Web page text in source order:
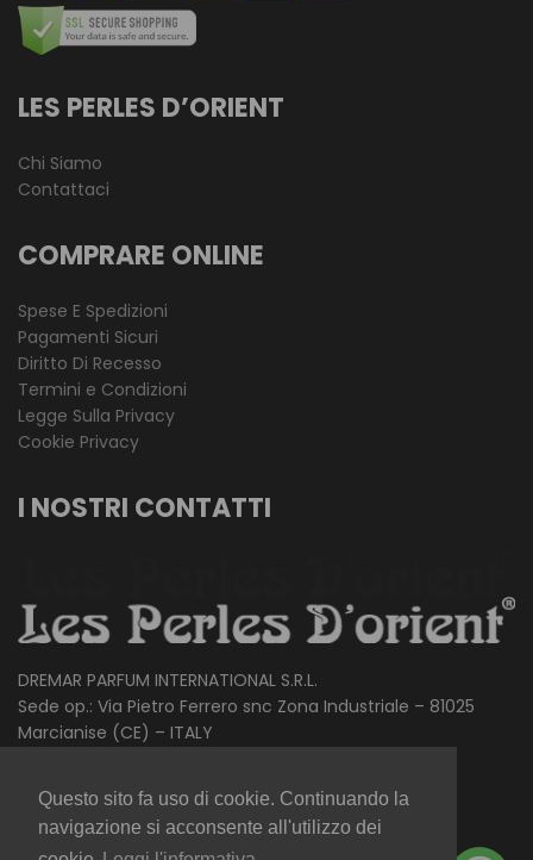
Questo sito fa uso di cookie. Continuando la
navigazione si acconsente all'utilizzo dei
LES PERLES D’ORIENT
Chi Siamo
Contattaci
COMPRARE ONLINE
Spese E Spedizioni
Pagamenti Sicuri
Diritto Di Recesso
Termini e Condizioni
Legge Sulla Privacy
Cookie Privacy
I NOSTRI CONTATTI
DREMAR PARFUM INTERNATIONAL S.R.L.
Sede op.: Via Pietro Ferrero snc Zona Industriale – 81025
Marcianise (CE) – ITALY
Mail.info@lesperlesdorient.com